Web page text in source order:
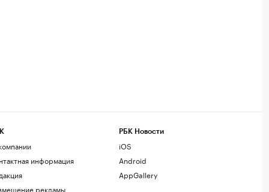
информация
рекламы
РБК Новости
iOS
Android
AppGallery